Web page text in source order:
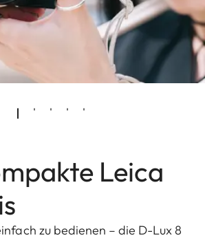
Leica
zu bedienen – die D-Lux 8